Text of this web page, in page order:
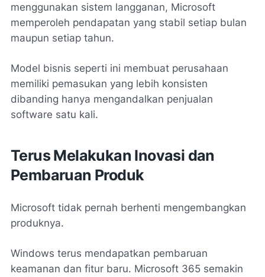
menggunakan sistem langganan, Microsoft
memperoleh pendapatan yang stabil setiap bulan
maupun setiap tahun.
Model bisnis seperti ini membuat perusahaan
memiliki pemasukan yang lebih konsisten
dibanding hanya mengandalkan penjualan
software satu kali.
Terus Melakukan Inovasi dan
Pembaruan Produk
Microsoft tidak pernah berhenti mengembangkan
produknya.
Windows terus mendapatkan pembaruan
keamanan dan fitur baru. Microsoft 365 semakin